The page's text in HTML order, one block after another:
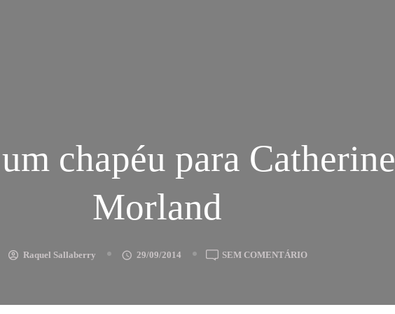
chapéu para Catherine
Morland
Raquel Sallaberry 29/09/2014 SEM COMENTÁRIOEM
CHAPÉU